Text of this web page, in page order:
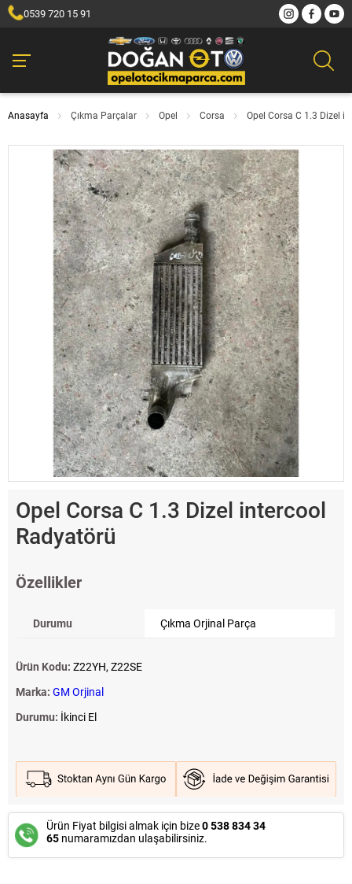
0539 720 15 91
Anasayfa Çıkma Parçalar Opel Corsa Opel Corsa C 1.3 Dizel
Opel Corsa C 1.3 Dizel intercool
Radyatörü
Özellikler
Durumu Çıkma Orjinal Parça
Ürün Kodu: Z22YH, Z22SE
Marka: GM Orjinal
Durumu: İkinci El
Ürün Fiyat bilgisi almak için bize0 538 834 34
65 numaramızdan ulaşabilirsiniz.